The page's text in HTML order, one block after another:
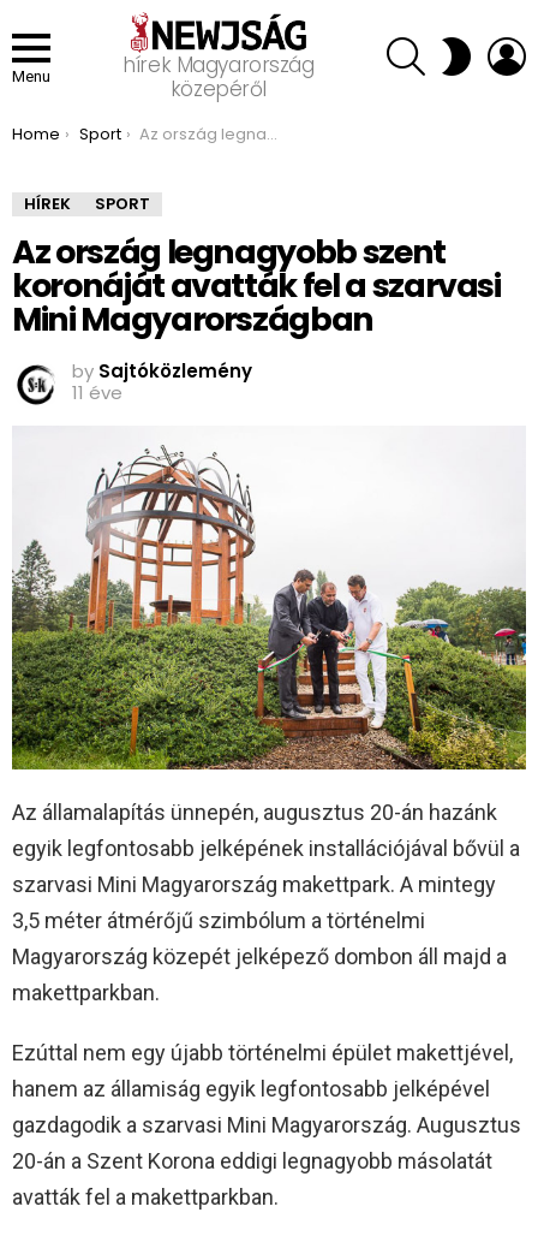
Menu
hírek Magyarország
közepéről
SEARCH SWITCH
SKIN
You are here:
Home Sport Az ország legnagyobb szent koronáját avatták fel a szarvasi Mini Magyarországban
HÍREK SPORT
Az ország legnagyobb szent
koronáját avatták fel a szarvasi
Mini Magyarországban
by Sajtóközlemény
11 éve
Az államalapítás ünnepén, augusztus 20-án hazánk
egyik legfontosabb jelképének installációjával bővül a
szarvasi Mini Magyarország makettpark. A mintegy
3,5 méter átmérőjű szimbólum a történelmi
Magyarország közepét jelképező dombon áll majd a
makettparkban.
Ezúttal nem egy újabb történelmi épület makettjével,
hanem az államiság egyik legfontosabb jelképével
gazdagodik a szarvasi Mini Magyarország. Augusztus
20-án a Szent Korona eddigi legnagyobb másolatát
avatták fel a makettparkban.